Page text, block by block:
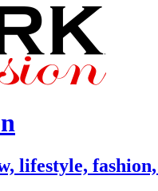
lifestyle,